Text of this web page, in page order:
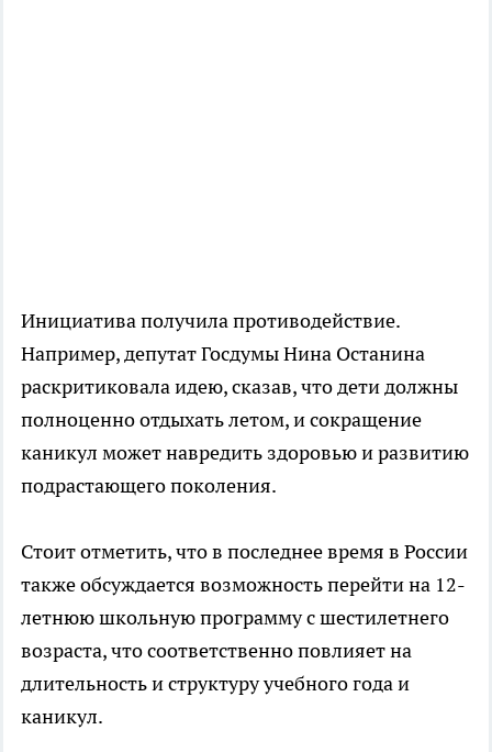
Инициатива получила противодействие.
Например, депутат Госдумы Нина Останина
раскритиковала идею, сказав, что дети должны
полноценно отдыхать летом, и сокращение
каникул может навредить здоровью и развитию
подрастающего поколения.
Стоит отметить, что в последнее время в России
также обсуждается возможность перейти на 12-
летнюю школьную программу с шестилетнего
возраста, что соответственно повлияет на
длительность и структуру учебного года и
каникул.